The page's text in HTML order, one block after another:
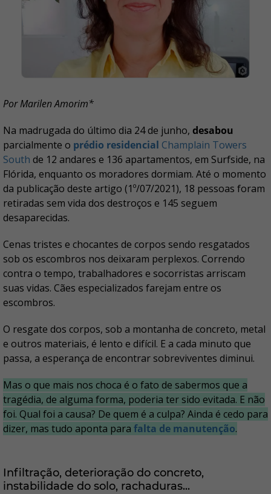
Por Marilen Amorim*
Na madrugada do último dia 24 de junho, desabou
parcialmente o prédio residencial Champlain Towers
South de 12 andares e 136 apartamentos, em Surfside, na
Flórida, enquanto os moradores dormiam. Até o momento
da publicação deste artigo (1º/07/2021), 18 pessoas foram
retiradas sem vida dos destroços e 145 seguem
desaparecidas.
Cenas tristes e chocantes de corpos sendo resgatados
sob os escombros nos deixaram perplexos. Correndo
contra o tempo, trabalhadores e socorristas arriscam
suas vidas. Cães especializados farejam entre os
escombros.
O resgate dos corpos, sob a montanha de concreto, metal
e outros materiais, é lento e difícil. E a cada minuto que
passa, a esperança de encontrar sobreviventes diminui.
Mas o que mais nos choca é o fato de sabermos que a
tragédia, de alguma forma, poderia ter sido evitada. E não
foi. Qual foi a causa? De quem é a culpa? Ainda é cedo para
dizer, mas tudo aponta para falta de manutenção.
Infiltração, deterioração do concreto,
instabilidade do solo, rachaduras...